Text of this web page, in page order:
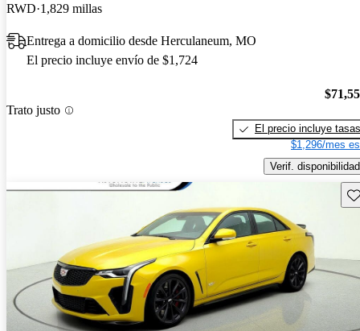
RWD 1,829 millas
Entrega a domicilio desde Herculaneum, MO
El precio incluye envío de $1,724
Trato justo
El precio incluye tasas
$1,296/mes
Verif. disponibilidad